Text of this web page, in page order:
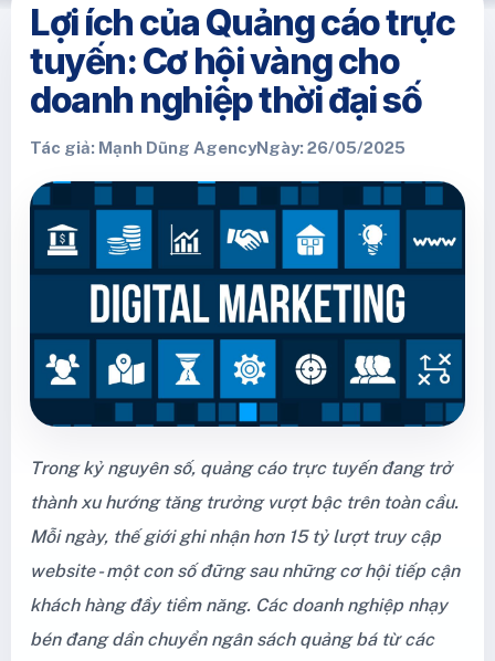
Lợi ích của Quảng cáo trực
tuyến: Cơ hội vàng cho
doanh nghiệp thời đại số
Tác giả: Mạnh Dũng AgencyNgày: 26/05/2025
Trong kỷ nguyên số, quảng cáo trực tuyến đang trở
thành xu hướng tăng trưởng vượt bậc trên toàn cầu.
Mỗi ngày, thế giới ghi nhận hơn 15 tỷ lượt truy cập
website - một con số đững sau những cơ hội tiếp cận
khách hàng đầy tiềm năng. Các doanh nghiệp nhạy
bén đang dần chuyển ngân sách quảng bá từ các